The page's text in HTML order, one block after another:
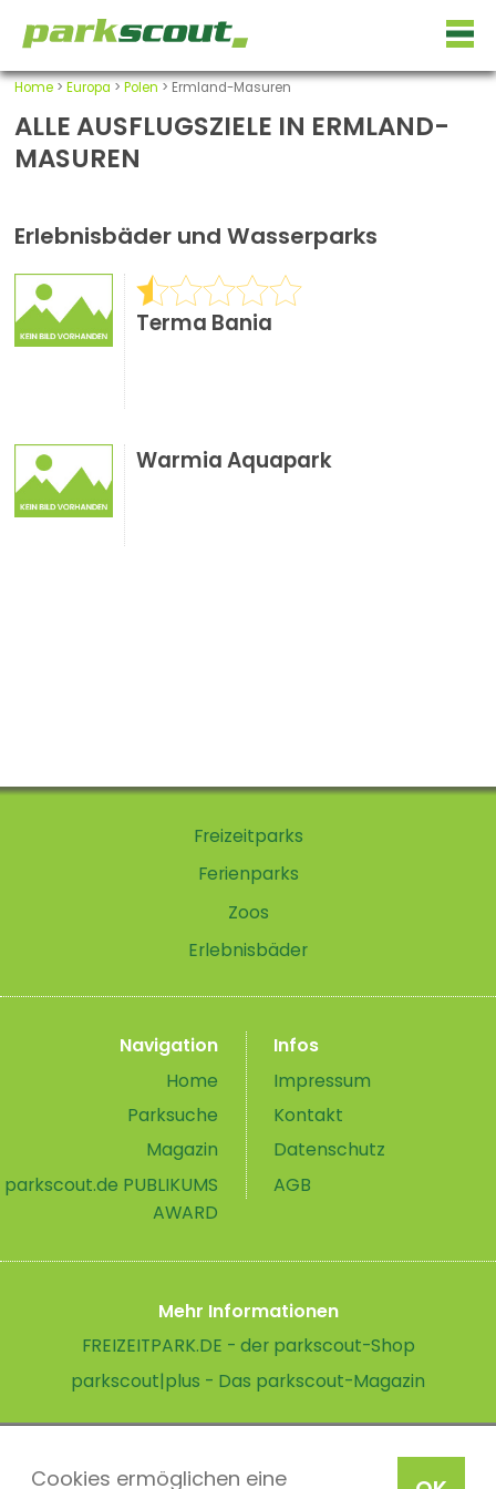
Cookies ermöglichen eine
Home> Europa > Polen > Ermland-Masuren
ALLE AUSFLUGSZIELE IN ERMLAND-
MASUREN
Erlebnisbäder und Wasserparks
Terma Bania
Warmia Aquapark
Freizeitparks
Ferienparks
Zoos
Erlebnisbäder
Navigation
Home
Parksuche
Magazin
parkscout.de PUBLIKUMS
AWARD
Infos
Impressum
Kontakt
Datenschutz
AGB
Mehr Informationen
FREIZEITPARK.DE - der parkscout-Shop
parkscout|plus - Das parkscout-Magazin